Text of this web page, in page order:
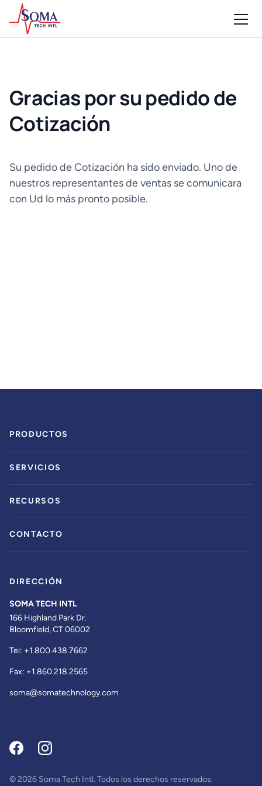
Gracias por su pedido de
Cotización
Su pedido de Cotización ha sido enviado. Uno de
nuestros representantes de ventas se comunicara
con Ud lo más pronto posible.
PRODUCTOS
SERVICIOS
RECURSOS
CONTACTO
DIRECCIÓN
SOMA TECH INTL
166 Highland Park Dr.
Bloomfield, CT 06002
Tel: +1.800.438.7662
Fax: +1.860.218.2565
soma@somatechnology.com
© 2026 Soma Tech Intl. Todos los derechos reservados.